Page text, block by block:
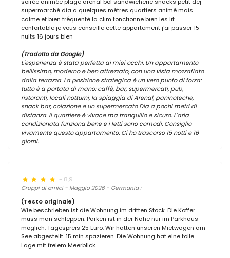
supermarché dia a quelques mètres quartiers animé mais
calme et bien fréquenté la clim fonctionne bien les lit
confortable je vous conseille cette appartement j'ai passer 15
nuits 16 jours bien
(Tradotto da Google)
L'esperienza è stata perfetta ai miei occhi. Un appartamento
bellissimo, moderno e ben attrezzato, con una vista mozzafiato
dalla terrazza. La posizione strategica è un vero punto di forza:
tutto è a portata di mano: caffè, bar, supermercati, pub,
ristoranti, locali notturni, la spiaggia di Arenal, paninoteche,
snack bar, colazione e un supermercato Dia a pochi metri di
distanza. Il quartiere è vivace ma tranquillo e sicuro. L'aria
condizionata funziona bene e i letti sono comodi. Consiglio
vivamente questo appartamento. Ci ho trascorso 15 notti e 16
giorni.
- 8,9
Gruppi di amici - Maggio 2026 - Germania :
(Testo originale)
Wie beschrieben ist die Wohnung im dritten Stock. Die Koffer
muss man schleppen. Parken ist in der Nähe nur im Parkhaus
möglich. Tagespreis 25 Euro. Wir hatten unseren Mietwagen am
See abgestellt. 15 min spazieren. Die Wohnung hat eine tolle
Lage mit freiem Meerblick.